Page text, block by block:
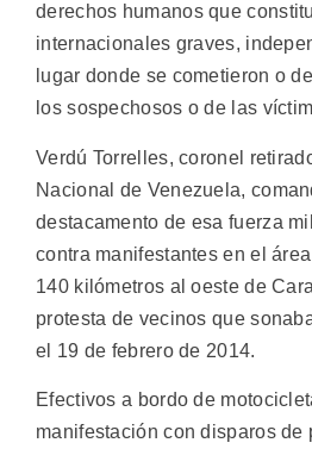
derechos humanos que
internacionales graves,
lugar donde se cometieron o
los sospechosos o de las
Verdú Torrelles, coronel
Nacional de Venezuela,
destacamento de esa fuerza
contra manifestantes en el
140 kilómetros al oeste de
protesta de vecinos que
el 19 de febrero de 2014.
Efectivos a bordo de
manifestación con disparos de